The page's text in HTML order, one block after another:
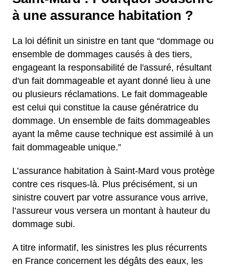
à une assurance habitation ?
La loi définit un sinistre en tant que “dommage ou
ensemble de dommages causés à des tiers,
engageant la responsabilité de l'assuré, résultant
d'un fait dommageable et ayant donné lieu à une
ou plusieurs réclamations. Le fait dommageable
est celui qui constitue la cause génératrice du
dommage. Un ensemble de faits dommageables
ayant la même cause technique est assimilé à un
fait dommageable unique.”
L’assurance habitation à Saint-Mard vous protège
contre ces risques-là. Plus précisément, si un
sinistre couvert par votre assurance vous arrive,
l’assureur vous versera un montant à hauteur du
dommage subi.
A titre informatif, les sinistres les plus récurrents
en France concernent les dégâts des eaux, les